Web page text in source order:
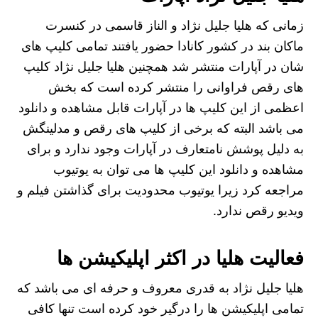
زمانی که هلیا جلیل نژاد و الناز قاسمی در کنسرت
ماکان بند در کشور کانادا حضور یافتند تمامی کلیپ های
شان در آپارات منتشر شد همچنین هلیا جلیل نژاد کلیپ
های رقص فراوانی را منتشر کرده است که بخش
اعظمی از این کلیپ ها در آپارات قابل مشاهده و دانلود
می باشد البته که برخی از کلیپ های رقص و مدلینگش
به دلیل پوشش نامتعارف در آپارات وجود ندارد و برای
مشاهده و دانلود این کلیپ ها می توان به یوتیوب
مراجعه کرد زیرا یوتیوب محدودیت برای گذاشتن فیلم و
ویدیو رقص ندارد.
فعالیت هلیا در اکثر اپلیکیشن ها
هلیا جلیل نژاد به قدری معروف و حرفه ای می باشد که
تمامی اپلیکیشن‌ ها را درگیر خود کرده است تنها کافی